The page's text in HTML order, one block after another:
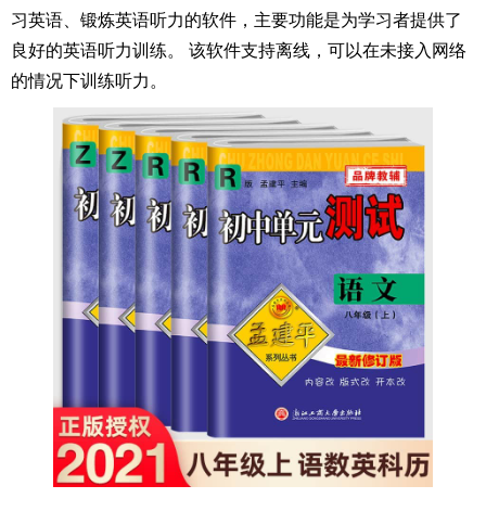
习英语、锻炼英语听力的软件，主要功能是为学习者提供了
良好的英语听力训练。 该软件支持离线，可以在未接入网络
的情况下训练听力。